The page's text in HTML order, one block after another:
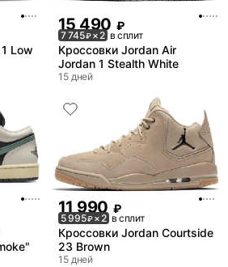
Low
15 490 ₽
7 745₽× 2 в сплит
Кроссовки Jordan Air
Jordan 1 Stealth White
15 дней
11 990 ₽
5 995₽× 2 в сплит
Кроссовки Jordan Courtside
23 Brown
15 дней